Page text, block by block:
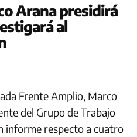
Arana presidirá
al
Frente Amplio, Marco
del Grupo de Trabajo
informe respecto a cuatro